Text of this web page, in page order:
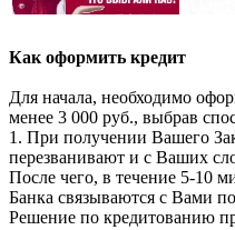
Как оформить кредит
Для начала, необходимо
менее 3 000 руб., выбрав
1. При получении Вашего
перезванивают и с Ваших
После чего, в течение 5-10
Банка связываются с Вами
Решение по кредитованию